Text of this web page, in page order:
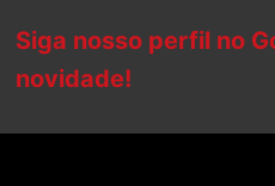
Siga nosso perfil no
novidade!